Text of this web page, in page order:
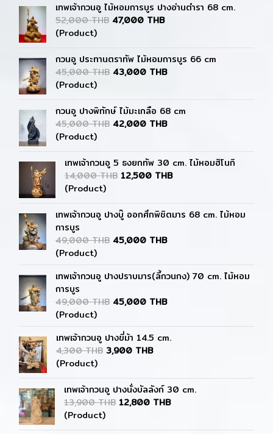
เทพเจ้ากวนอู ไม้หอมการบูร ปางอ่านตำรา 68 cm.
52,000 THB 47,000 THB
(Product)
กวนอู ประทานตราทัพ ไม้หอมการบูร 66 cm
45,000 THB 43,000 THB
(Product)
กวนอู ปางพิทักษ์ ไม้มะเกลือ 68 cm
45,000 THB 42,000 THB
(Product)
เทพเจ้ากวนอู 5 ธงยกทัพ 30 cm. ไม้หอมฮิโนกิ
14,000 THB 12,500 THB
(Product)
เทพเจ้ากวนอู ปางบู๊ ออกศึกพิชิตมาร 68 cm. ไม้หอม
การบูร
49,000 THB 45,000 THB
(Product)
เทพเจ้ากวนอู ปางปราบมาร(ลี้กวนกง) 70 cm. ไม้หอม
การบูร
49,000 THB 45,000 THB
(Product)
เทพเจ้ากวนอู ปางขี่ม้า 14.5 cm.
4,300 THB 3,900 THB
(Product)
เทพเจ้ากวนอู ปางนั่งบัลลังก์ 30 cm.
13,900 THB 12,800 THB
(Product)